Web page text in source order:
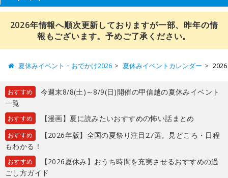
2026年情報へ順次更新しておりますが一部、昨年の情
報もございます。予めご了承ください。
夏休みイベント・おでかけ2026 夏休みイベントカレンダー
おすすめ
今週末8/8(土)～8/9(日)開催の甲信越の夏休みイベント
一覧
おすすめ 【漫画】夏に読みたいおすすめの怖い話まとめ
おすすめ
【2026年版】全国の夏祭り注目27選。見どころ・日程
もわかる！
おすすめ
【2026夏休み】おうち時間を充実させるおすすめの過
ごし方ガイド